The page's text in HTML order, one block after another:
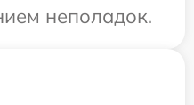
неполадок.